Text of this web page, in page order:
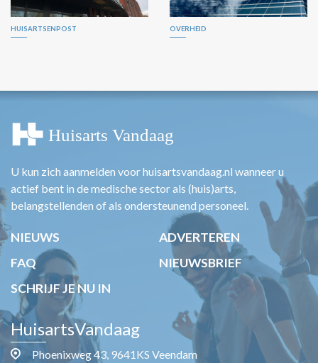
HUISARTSENPOST OVERHEID
U kun zich aanmelden voor huisartsvandaag.nl wanneer u
actief bent in de medische sector als (huis)arts,
belangstellenden of als ondersteunend personeel.
NIEUWS
ADVERTEREN
FAQ
NIEUWSBRIEF
SCHRIJF JE NU IN
HuisartsVandaag
Phoenixweg 43, 9641KS Veendam